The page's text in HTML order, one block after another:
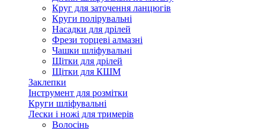
Круг для заточення ланцюгів
Круги полірувальні
Насадки для дрілей
Фрези торцеві алмазні
Чашки шліфувальні
Щітки для дрілей
Щітки для КШМ
Заклепки
Інструмент для розмітки
Круги шліфувальні
Лески і ножі для тримерів
Волосінь